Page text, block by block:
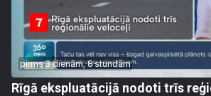
pirms 3 dienām, 8 stundām
Rīgā ekspluatācijā nodoti trīs